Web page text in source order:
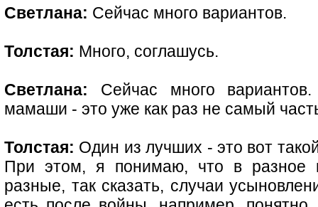
Светлана: Сейчас много вариантов.
Толстая: Много, соглашусь.
Светлана: Сейчас много
мамаши - это уже как раз не самый
Толстая: Один из лучших - это вот
При этом, я понимаю, что в разное
разные, так сказать, случаи